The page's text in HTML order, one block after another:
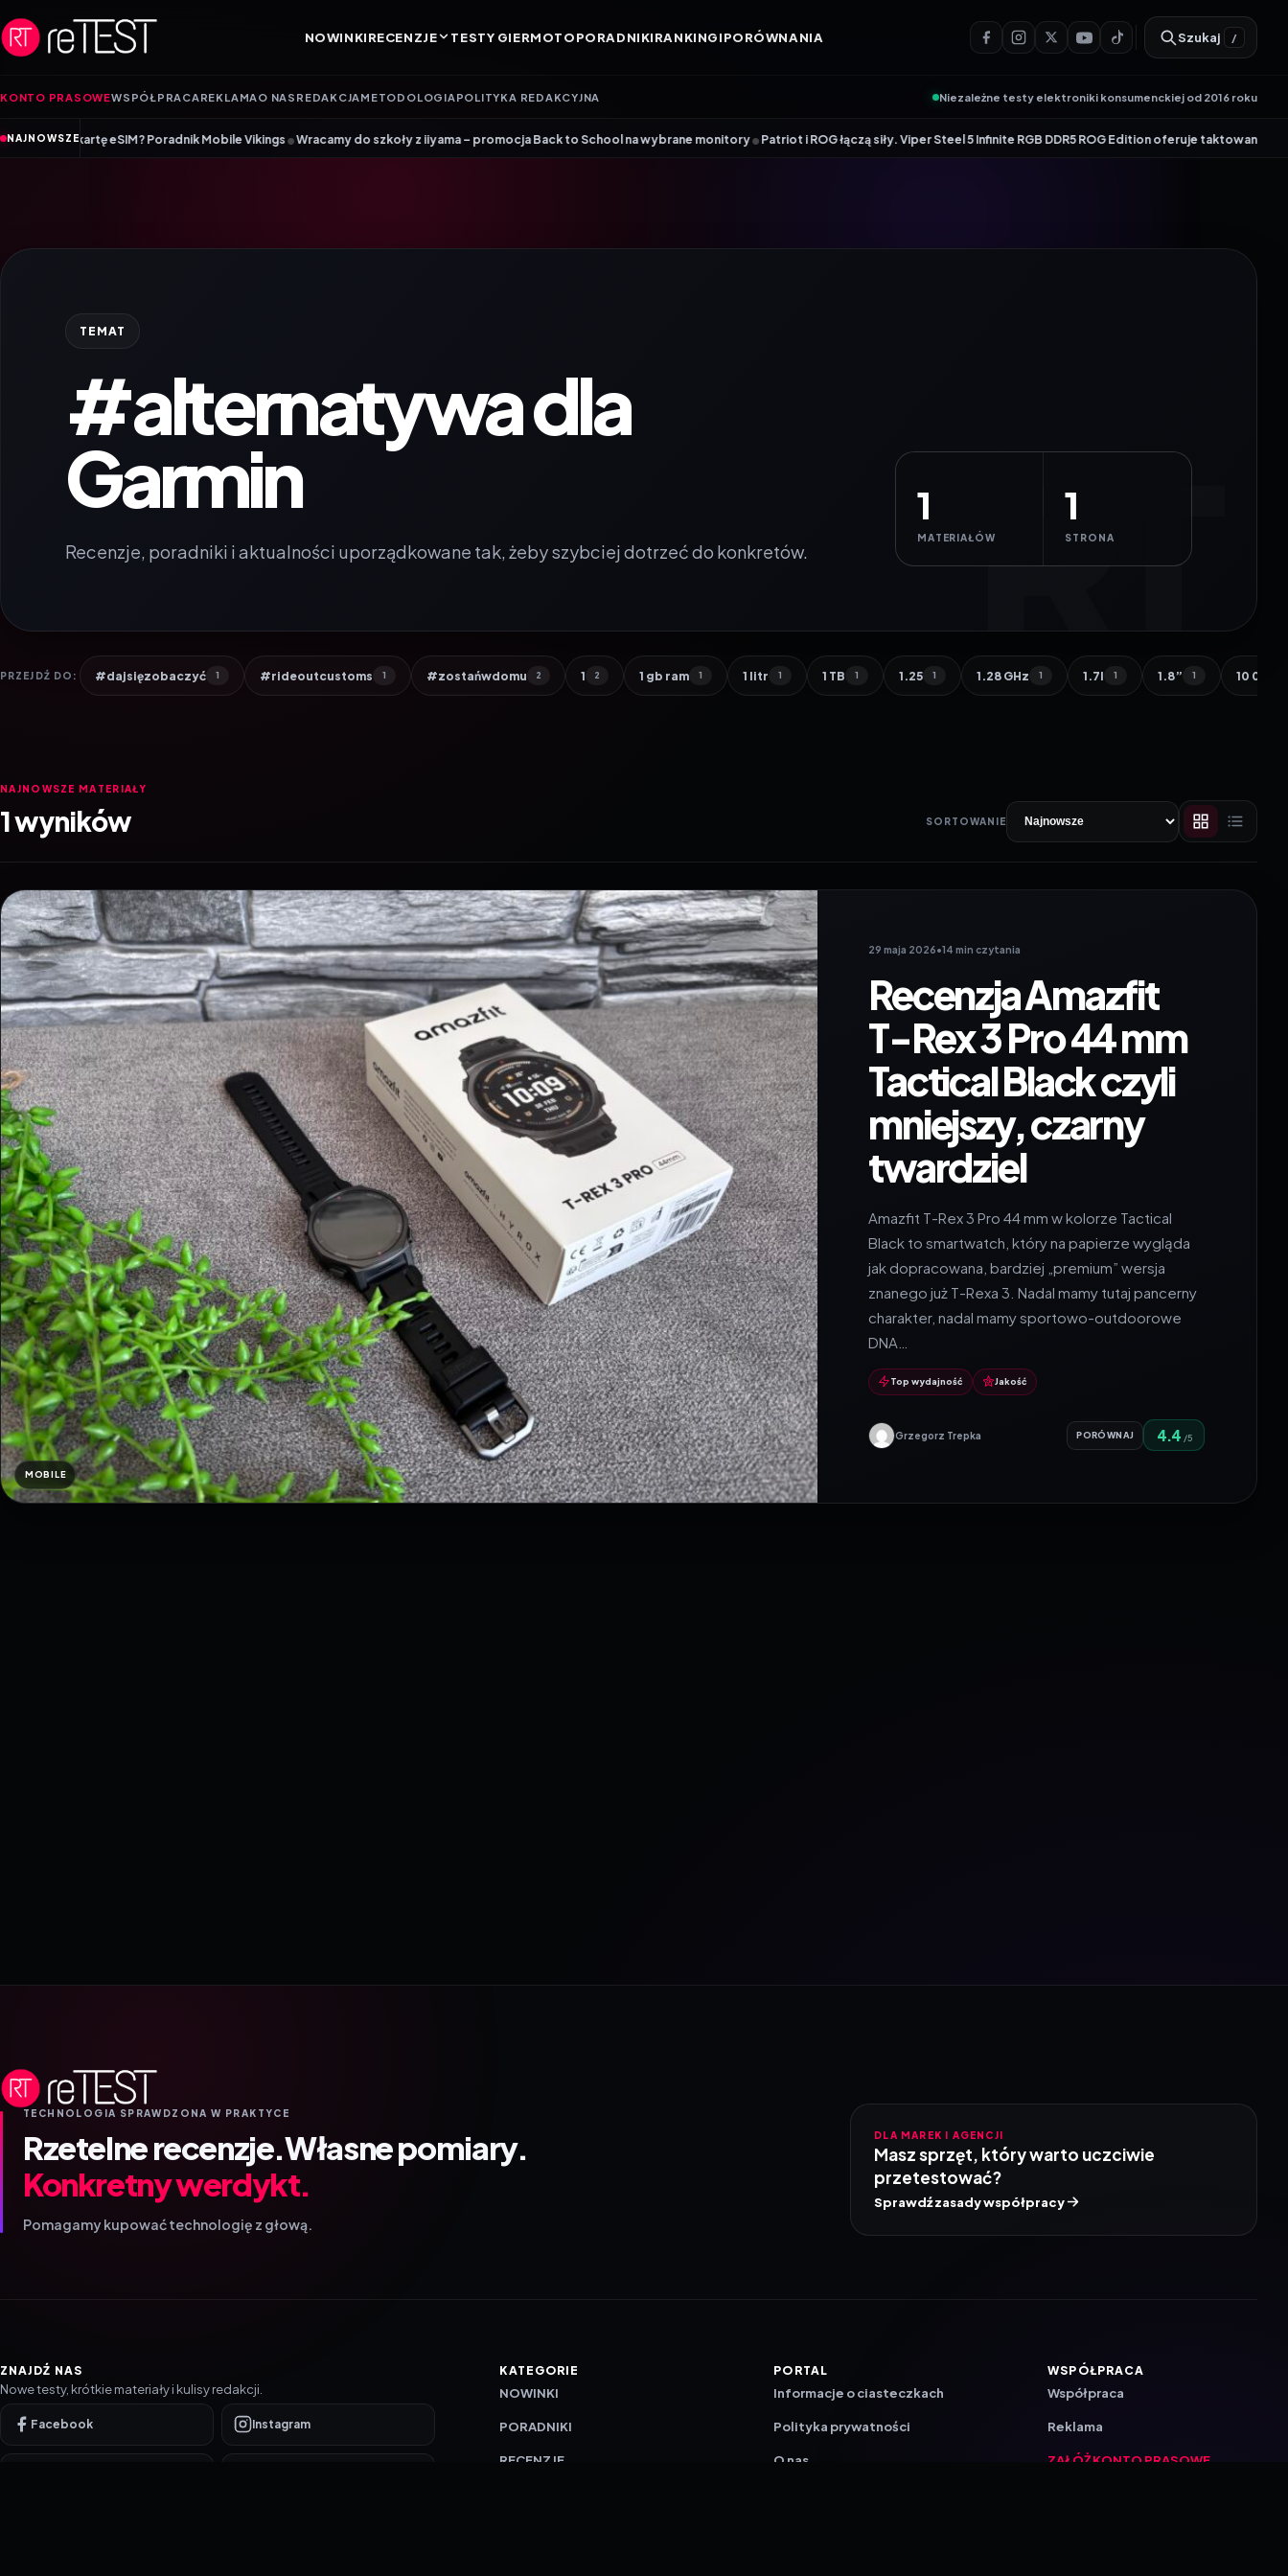
NOWINKIRECENZJE TESTY GIERMOTOPORADNIKIRANKINGIPORÓWNANIA Szukaj /
KONTO PRASOWEWSPÓŁPRACA REKLAMA O NAS REDAKCJA METODOLOGIA POLITYKA REDAKCYJNA Niezależne testy elektroniki konsumenckiej od 2016 roku
NAJNOWSZE
eSIM? Poradnik Mobile Vikings•Wracamy do szkoły z iiyama – promocja Back to School na wybrane monitory•Patriot i ROG łączą siły. Viper Steel 5 Infinite RGB DDR5 ROG Edition oferuje taktowanie do 8600 MT/s
TEMAT
#alternatywa dla
Garmin
Recenzje, poradniki i aktualności uporządkowane tak, żeby szybciej dotrzeć do konkretów.
1
MATERIAŁÓW
1
STRONA
PRZEJDŹ DO: #dajsięzobaczyć 1 #rideoutcustoms 1 #zostańwdomu 2 1 2 1 gb ram 1 1 litr 1 1 TB 1 1.25 1 1.28 GHz 1 1.7l 1 1.8” 1 10 000
NAJNOWSZE MATERIAŁY
1 wyników SORTOWANIE
MOBILE
29 maja 2026•14 min czytania
Recenzja Amazfit
T-Rex 3 Pro 44 mm
Tactical Black czyli
mniejszy, czarny
twardziel
Amazfit T-Rex 3 Pro 44 mm w kolorze Tactical
Black to smartwatch, który na papierze wygląda
jak dopracowana, bardziej „premium” wersja
znanego już T-Rexa 3. Nadal mamy tutaj pancerny
charakter, nadal mamy sportowo-outdoorowe
DNA…
Top wydajność Jakość
Grzegorz Trepka PORÓWNAJ 4.4 /5
TECHNOLOGIA SPRAWDZONA W PRAKTYCE
Rzetelne recenzje.Własne pomiary.
Konkretny werdykt.
Pomagamy kupować technologię z głową.
DLA MAREK I AGENCJI
Masz sprzęt, który warto uczciwie
przetestować?
Sprawdź zasady współpracy
ZNAJDŹ NAS
Nowe testy, krótkie materiały i kulisy redakcji.
Facebook Instagram
KATEGORIE
NOWINKI
PORADNIKI
RECENZJE
PORTAL
Informacje o ciasteczkach
Polityka prywatności
O nas
WSPÓŁPRACA
Współpraca
Reklama
ZAŁÓŻ KONTO PRASOWE